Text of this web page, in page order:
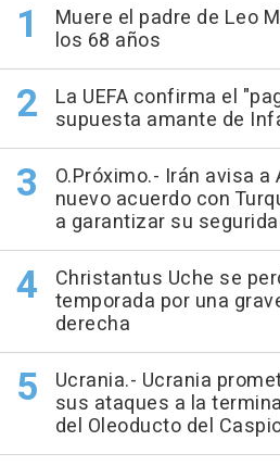
Muere el padre de Leo
los 68 años
La UEFA confirma el
supuesta amante de
O.Próximo.- Irán avisa
nuevo acuerdo con
a garantizar su
Christantus Uche se
temporada por una
derecha
Ucrania.- Ucrania
sus ataques a la
del Oleoducto del